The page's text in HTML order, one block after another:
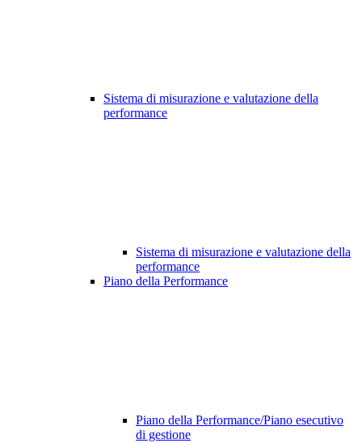
Sistema di misurazione e valutazione della
performance
Sistema di misurazione e valutazione della
performance
Piano della Performance
Piano della Performance/Piano esecutivo
di gestione